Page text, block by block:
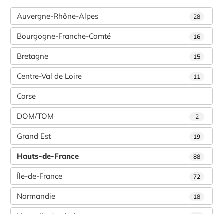
Auvergne-Rhône-Alpes 28
Bourgogne-Franche-Comté 16
Bretagne 15
Centre-Val de Loire 11
Corse
DOM/TOM 2
Grand Est 19
Hauts-de-France 88
Île-de-France 72
Normandie 18